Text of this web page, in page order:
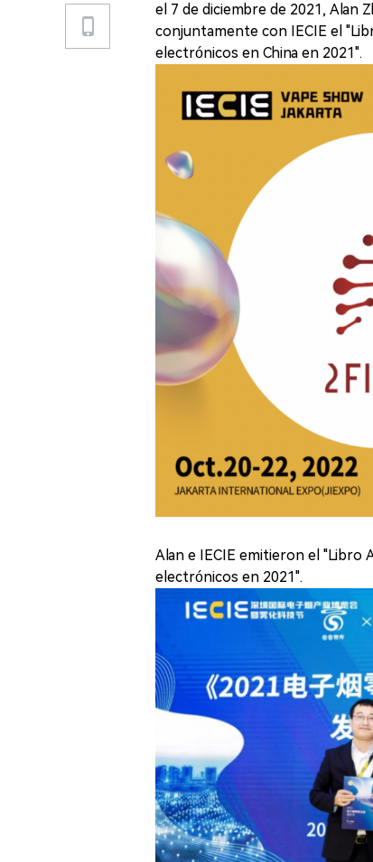
el 7 de diciembre de 2021, Alan
conjuntamente con IECIE el
electrónicos en China en 2021".
Alan e IECIE emitieron el "Libro
electrónicos en 2021".